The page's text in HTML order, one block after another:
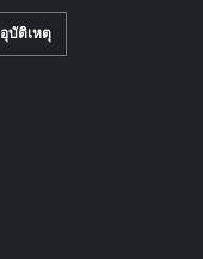
อุบัติเหตุ